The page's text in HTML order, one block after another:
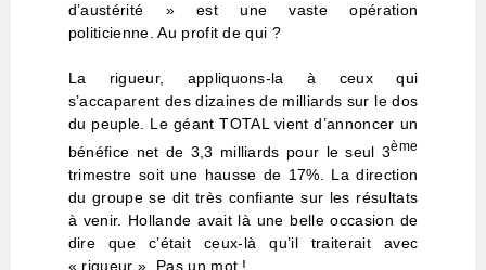
d’austérité » est une vaste opération
politicienne. Au profit de qui ?
La rigueur, appliquons-la à ceux qui
s’accaparent des dizaines de milliards sur le dos
du peuple. Le géant TOTAL vient d’annoncer un
bénéfice net de 3,3 milliards pour le seul 3ème
trimestre soit une hausse de 17%. La direction
du groupe se dit très confiante sur les résultats
à venir. Hollande avait là une belle occasion de
dire que c’était ceux-là qu’il traiterait avec
« rigueur ». Pas un mot !